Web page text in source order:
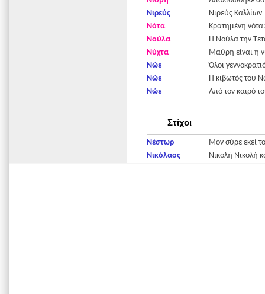
Νιρεύς
Νιρεύς Καλλίων
Νότα
Κρατημένη νότα:
Νούλα
Η Νούλα την
Νύχτα
Μαύρη είναι η
Νώε
Όλοι
Νώε
Η κιβωτός του
Νώε
Από τον καιρό
Στίχοι
Νέστωρ
Μον σύρε εκεί
Νικόλαος
Νικολή Νικολή